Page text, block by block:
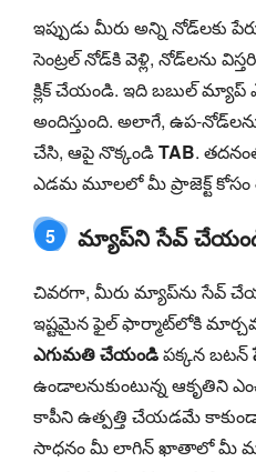
ఇప్పుడు మీరు అన్ని నోడ్‌లకు
సెంట్రల్ నోడ్‌కి వెళ్లి, నోడ్‌లను
క్లిక్ చేయండి. ఇది బబుల్ మ్యాప్
అందిస్తుంది. అలాగే, ఉప-
చేసి, ఆపై నొక్కండిTAB.
ఎడమ మూలలో మీ ప్రాజెక్ట్ కోసం
5 మ్యాప్‌ని సేవ్
చివరగా, మీరు మ్యాప్‌ను సేవ్
ఇష్టమైన ఫైల్ ఫార్మాట్‌లోకి
ఎగుమతి చేయండిపక్కన బటన్
ఉండాలనుకుంటున్న ఆకృతిని
కాపీని ఉత్పత్తి చేయడమే
సాధనం మీ లాగిన్ ఖాతాలో మీ